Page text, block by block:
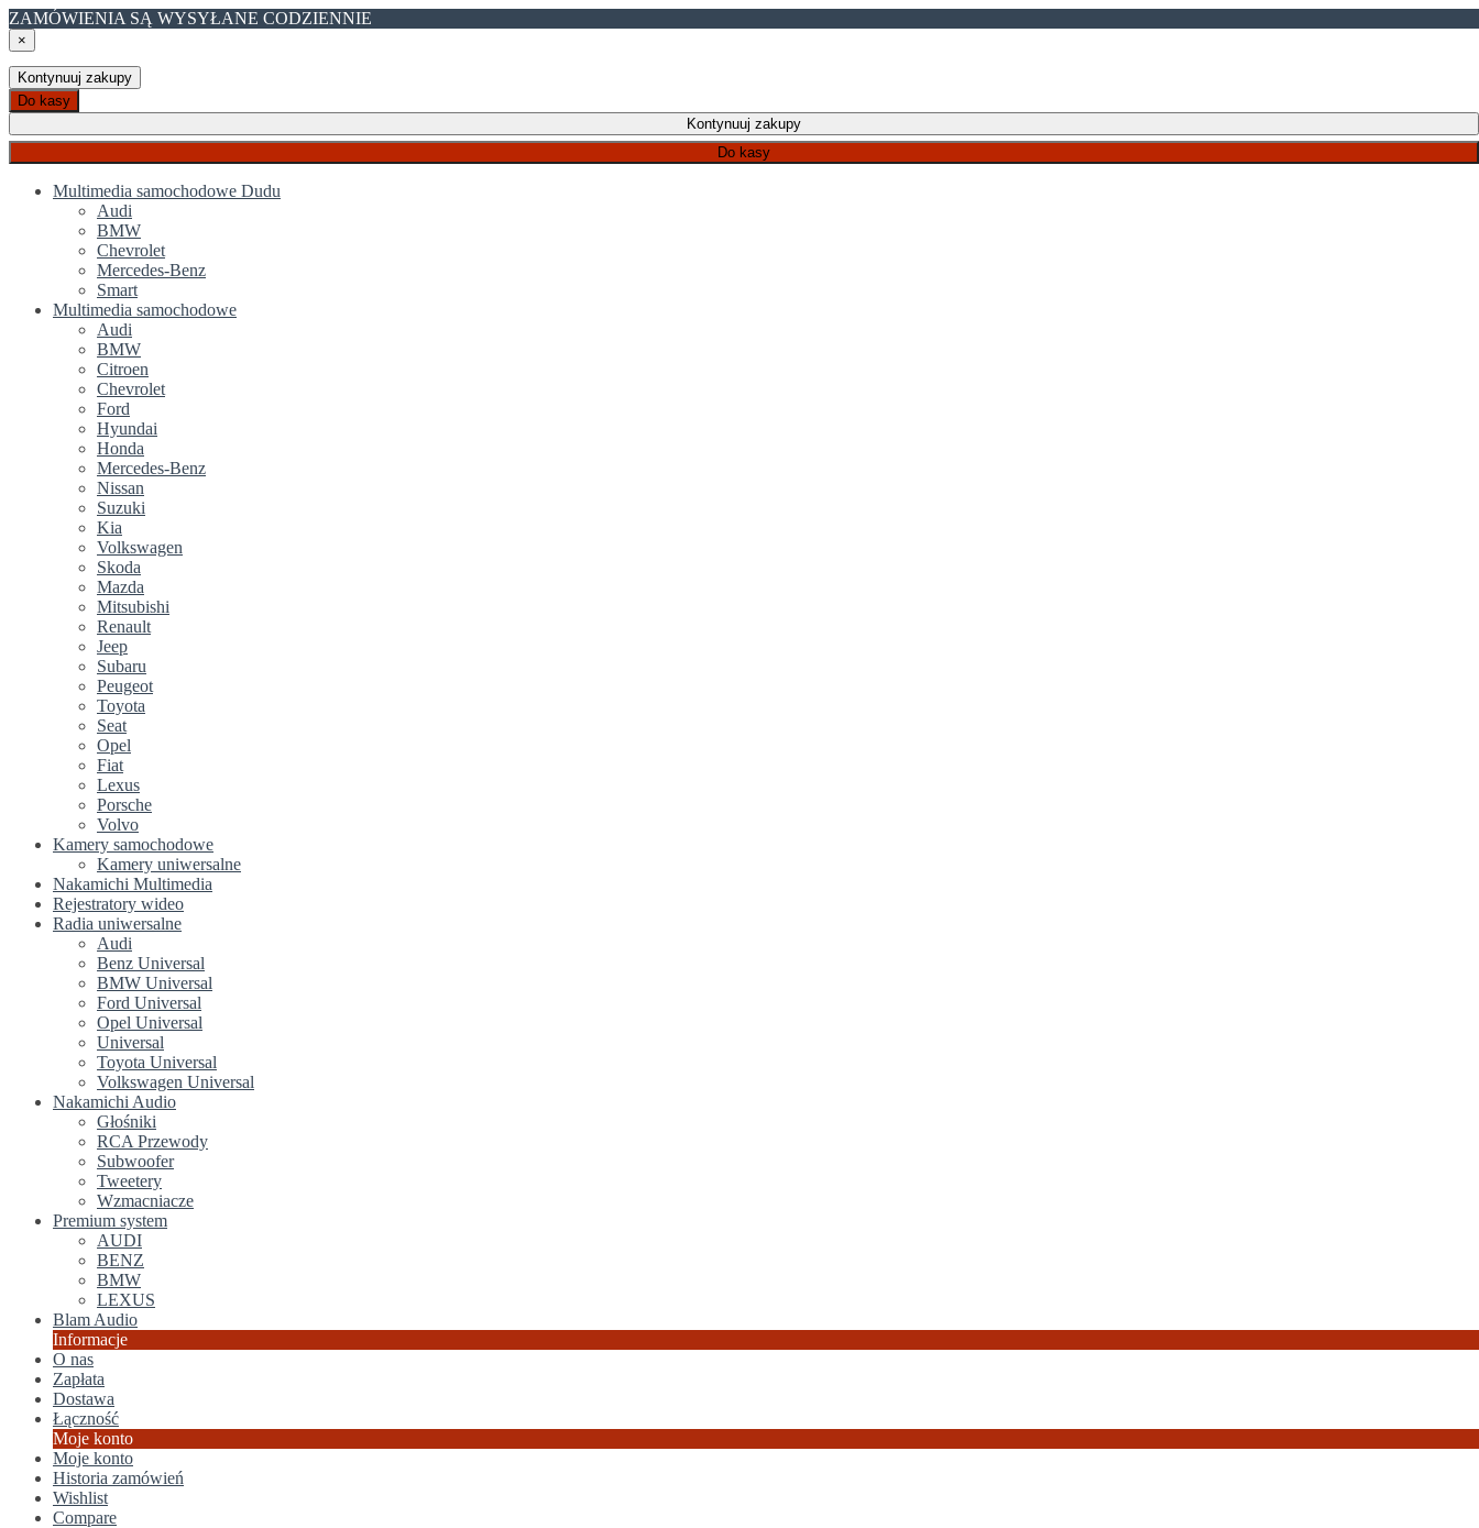
ZAMÓWIENIA SĄ WYSYŁANE CODZIENNIE
×
Kontynuuj zakupy
Do kasy
Kontynuuj zakupy
Do kasy
Multimedia samochodowe Dudu
Audi
BMW
Chevrolet
Mercedes-Benz
Smart
Multimedia samochodowe
Audi
BMW
Citroen
Chevrolet
Ford
Hyundai
Honda
Mercedes-Benz
Nissan
Suzuki
Kia
Volkswagen
Skoda
Mazda
Mitsubishi
Renault
Jeep
Subaru
Peugeot
Toyota
Seat
Opel
Fiat
Lexus
Porsche
Volvo
Kamery samochodowe
Kamery uniwersalne
Nakamichi Multimedia
Rejestratory wideo
Radia uniwersalne
Audi
Benz Universal
BMW Universal
Ford Universal
Opel Universal
Universal
Toyota Universal
Volkswagen Universal
Nakamichi Audio
Głośniki
RCA Przewody
Subwoofer
Tweetery
Wzmacniacze
Premium system
AUDI
BENZ
BMW
LEXUS
Blam Audio
Informacje
O nas
Zapłata
Dostawa
Łączność
Moje konto
Moje konto
Historia zamówień
Wishlist
Compare